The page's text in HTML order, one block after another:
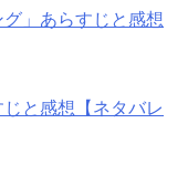
」あらすじと感想
と感想【ネタバレ